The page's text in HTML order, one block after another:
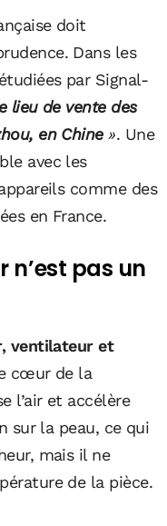
doit
Dans les
par Signal-
lieu de vente des
en Chine». Une
avec les
comme des
en France.
n’est pas un
ventilateur et
cœur de la
l’air et accélère
sur la peau, ce qui
mais il ne
de la pièce.